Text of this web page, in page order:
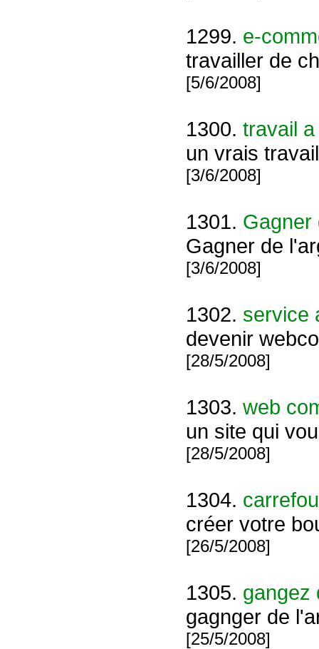
1299. e-
travailler de
[5/6/2008]
1300. travail
un vrais
[3/6/2008]
1301. Gagner
Gagner de
[3/6/2008]
1302. service
devenir
[28/5/2008]
1303. web
un site qui
[28/5/2008]
1304.
créer votre
[26/5/2008]
1305. gangez
gagnger de
[25/5/2008]